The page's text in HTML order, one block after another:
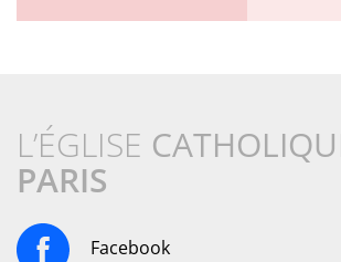
L’ÉGLISE
PARIS
Facebook